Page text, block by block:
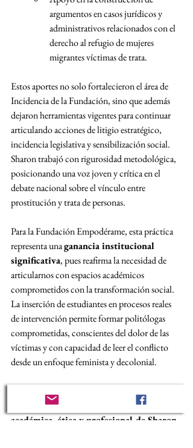
argumentos en casos jurídicos y
administrativos relacionados con el
derecho al refugio de mujeres
migrantes víctimas de trata.
Estos aportes no solo fortalecieron el área de
Incidencia de la Fundación, sino que además
dejaron herramientas vigentes para continuar
articulando acciones de litigio estratégico,
incidencia legislativa y sensibilización social.
Sharon trabajó con rigurosidad metodológica,
posicionando una voz joven y crítica en el
debate nacional sobre el vínculo entre
prostitución y trata de personas.
Para la Fundación Empodérame, esta práctica
representa una ganancia institucional
significativa, pues reafirma la necesidad de
articularnos con espacios académicos
comprometidos con la transformación social.
La inserción de estudiantes en procesos reales
de intervención permite formar politólogas
comprometidas, conscientes del dolor de las
víctimas y con capacidad de leer el conflicto
desde un enfoque feminista y decolonial.
reconocemos y agradecemos la calidad
académica, ética y profesional de Sharon